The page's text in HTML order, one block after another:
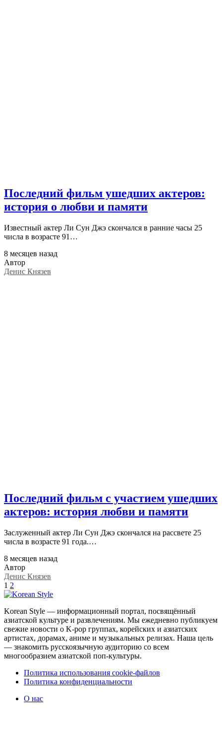
Последний фильм ушедших актеров:
история о любви и памяти
Известный актер Ли Сун Джэ скончался в ранние часы 25
числа в возрасте 91…
8 месяцев назад
Автор
Денис Князев
Последний фильм с участием ушедших
актеров: история любви и памяти
Заслуженный актер Ли Сун Джэ скончался на рассвете 25
числа в возрасте 91 года.…
8 месяцев назад
Автор
Денис Князев
1 2
Korean Style — информационный портал, посвящённый
азиатской культуре и развлечениям. Мы ежедневно публикуем
свежие новости о K-pop группах, корейских и азиатских
артистах, дорамах, аниме и музыкальных релизах. Наша цель
— знакомить русскоязычную аудиторию со всем
многообразием азиатской поп-культуры.
Политика использования cookie-файлов
Политика конфиденциальности
О нас